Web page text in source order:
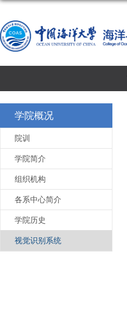
学院概况
院训
学院简介
组织机构
各系中心简介
学院历史
视觉识别系统